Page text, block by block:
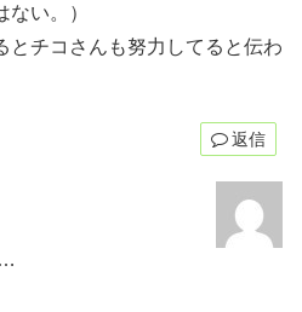
ない。）
とチコさんも努力してると伝わ
返信